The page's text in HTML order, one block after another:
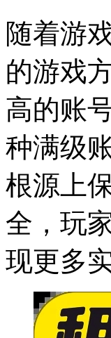
随着游
的游戏
高的账
种满级
根源上
全，玩
现更多